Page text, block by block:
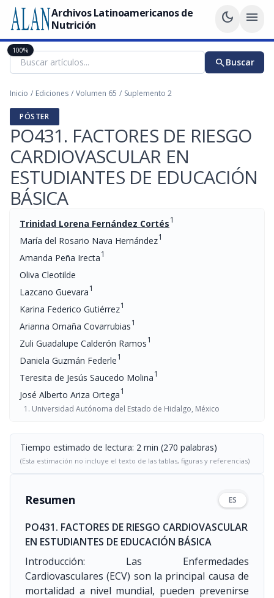
Archivos Latinoamericanos de
Nutrición
dark_mode menu
searchBuscar
Inicio / Ediciones / Volumen 65 / Suplemento 2
PÓSTER
PO431. FACTORES DE RIESGO
CARDIOVASCULAR EN
ESTUDIANTES DE EDUCACIÓN
BÁSICA
Trinidad Lorena Fernández Cortés1
María del Rosario Nava Hernández1
Amanda Peña Irecta1
Oliva Cleotilde
Lazcano Guevara1
Karina Federico Gutiérrez1
Arianna Omaña Covarrubias1
Zuli Guadalupe Calderón Ramos1
Daniela Guzmán Federle1
Teresita de Jesús Saucedo Molina1
José Alberto Ariza Ortega1
Universidad Autónoma del Estado de Hidalgo, México
Tiempo estimado de lectura: 2 min (270 palabras)
(Esta estimación no incluye el texto de las tablas, figuras y referencias)
Resumen ES
PO431. FACTORES DE RIESGO CARDIOVASCULAR
EN ESTUDIANTES DE EDUCACIÓN BÁSICA
Introducción: Las Enfermedades
Cardiovasculares (ECV) son la principal causa de
mortalidad a nivel mundial, pueden prevenirse
100%